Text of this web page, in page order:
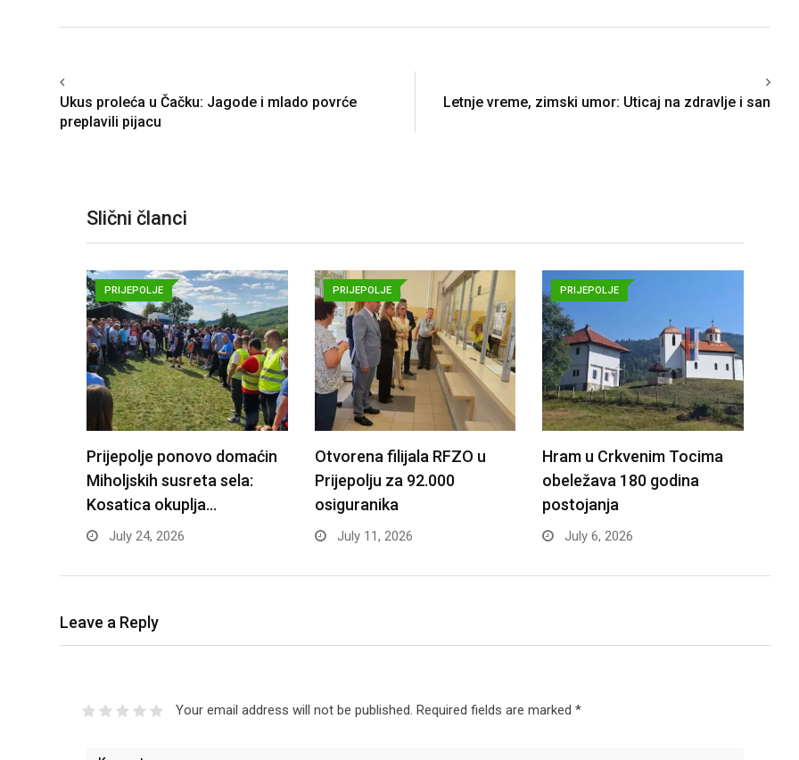
Ukus proleća u Čačku: Jagode i mlado povrće
preplavili pijacu
Letnje vreme, zimski umor: Uticaj na zdravlje i san
Slični članci
PRIJEPOLJE
Prijepolje ponovo domaćin
Miholjskih susreta sela:
Kosatica okuplja…
July 24, 2026
PRIJEPOLJE
Otvorena filijala RFZO u
Prijepolju za 92.000
osiguranika
July 11, 2026
PRIJEPOLJE
Hram u Crkvenim Tocima
obeležava 180 godina
postojanja
July 6, 2026
Leave a Reply
Your email address will not be published. Required fields are marked *